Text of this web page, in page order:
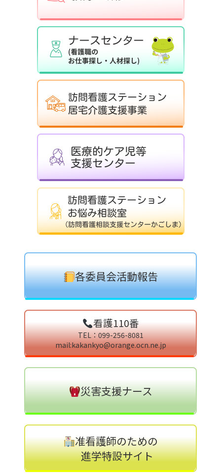
各委員会活動報告
看護110番
TEL：099-256-8081
mail:kakankyo@orange.ocn.ne.jp
災害支援ナース
准看護師のための
進学特設サイト